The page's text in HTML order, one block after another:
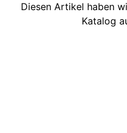
Diesen Artikel haben
Katalog